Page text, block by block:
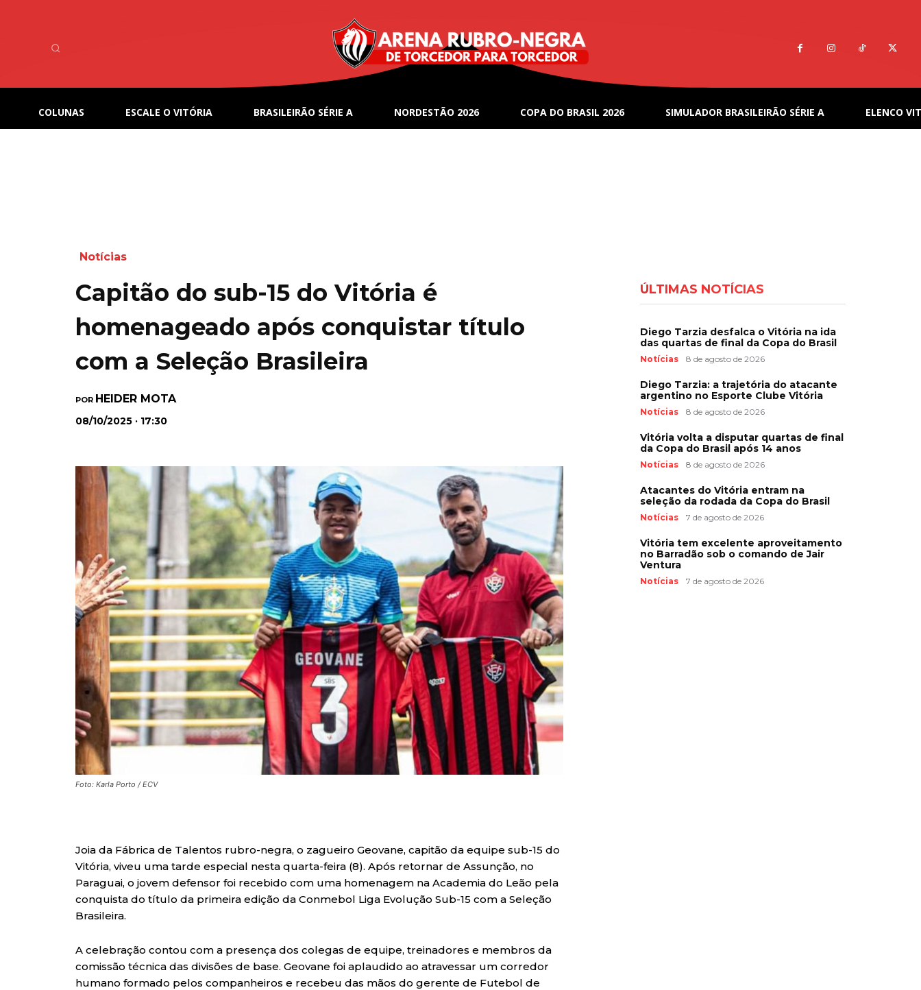
COLUNAS ESCALE O VITÓRIA BRASILEIRÃO SÉRIE A NORDESTÃO 2026 COPA DO BRASIL 2026 SIMULADOR BRASILEIRÃO SÉRIE A ELENCO
Notícias
Capitão do sub-15 do Vitória é
homenageado após conquistar título
com a Seleção Brasileira
POR HEIDER MOTA
08/10/2025 · 17:30
Foto: Karla Porto / ECV
Joia da Fábrica de Talentos rubro-negra, o zagueiro Geovane, capitão da equipe sub-15 do
Vitória, viveu uma tarde especial nesta quarta-feira (8). Após retornar de Assunção, no
Paraguai, o jovem defensor foi recebido com uma homenagem na Academia do Leão pela
conquista do título da primeira edição da Conmebol Liga Evolução Sub-15 com a Seleção
Brasileira.
A celebração contou com a presença dos colegas de equipe, treinadores e membros da
comissão técnica das divisões de base. Geovane foi aplaudido ao atravessar um corredor
humano formado pelos companheiros e recebeu das mãos do gerente de Futebol de
ÚLTIMAS NOTÍCIAS
Diego Tarzia desfalca o Vitória na ida
das quartas de final da Copa do Brasil
Notícias 8 de agosto de 2026
Diego Tarzia: a trajetória do atacante
argentino no Esporte Clube Vitória
Notícias 8 de agosto de 2026
Vitória volta a disputar quartas de final
da Copa do Brasil após 14 anos
Notícias 8 de agosto de 2026
Atacantes do Vitória entram na
seleção da rodada da Copa do Brasil
Notícias 7 de agosto de 2026
Vitória tem excelente aproveitamento
no Barradão sob o comando de Jair
Ventura
Notícias 7 de agosto de 2026